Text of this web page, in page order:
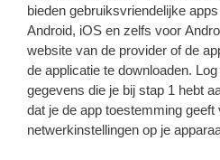
bieden gebruiksvriendelijke
Android, iOS en zelfs voor
website van de provider of de
de applicatie te downloaden.
gegevens die je bij stap 1 hebt
dat je de app toestemming geeft
netwerkinstellingen op je